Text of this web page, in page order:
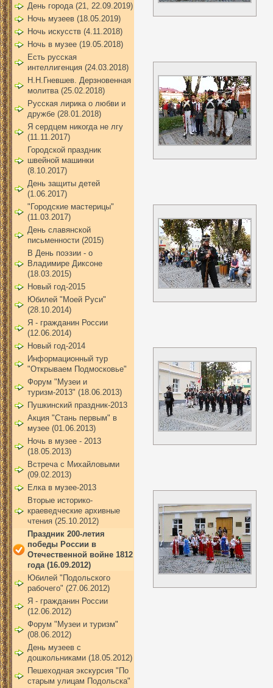
День города (21, 22.09.2019)
Ночь музеев (18.05.2019)
Ночь искусств (4.11.2018)
Ночь в музее (19.05.2018)
Есть русская
интеллигенция (24.03.2018)
Н.Н.Гневшев. Дерзновенная
молитва (25.02.2018)
Русская лирика о любви и
дружбе (28.01.2018)
Я сердцем никогда не лгу
(11.11.2017)
Городской праздник
швейной машинки
(8.10.2017)
День защиты детей
(1.06.2017)
"Городские мастерицы"
(11.03.2017)
День славянской
письменности (2015)
В День поэзии - о
Владимире Диксоне
(18.03.2015)
Новый год-2015
Юбилей "Моей Руси"
(28.10.2014)
Я - гражданин России
(12.06.2014)
Новый год-2014
Информационный тур
"Открываем Подмосковье"
Форум "Музеи и
туризм-2013" (18.06.2013)
Пушкинский праздник-2013
Акция "Стань первым" в
музее (01.06.2013)
Ночь в музее - 2013
(18.05.2013)
Встреча с Михайловыми
(09.02.2013)
Елка в музее-2013
Вторые историко-
краеведческие архивные
чтения (25.10.2012)
Праздник 200-летия
победы России в
Отечественной войне 1812
года (16.09.2012)
Юбилей "Подольского
рабочего" (27.06.2012)
Я - гражданин России
(12.06.2012)
Форум "Музеи и туризм"
(08.06.2012)
День музеев с
дошкольниками (18.05.2012)
Пешеходная экскурсия "По
старым улицам Подольска"